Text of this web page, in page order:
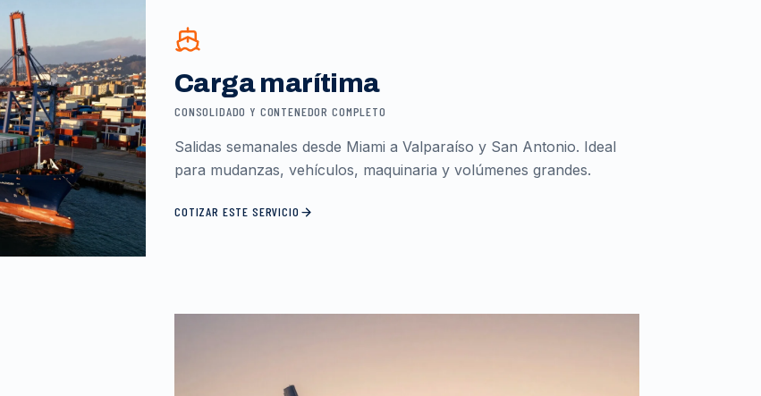
Carga marítima
CONSOLIDADO Y CONTENEDOR COMPLETO
Salidas semanales desde Miami a Valparaíso y San Antonio. Ideal
para mudanzas, vehículos, maquinaria y volúmenes grandes.
COTIZAR ESTE SERVICIO